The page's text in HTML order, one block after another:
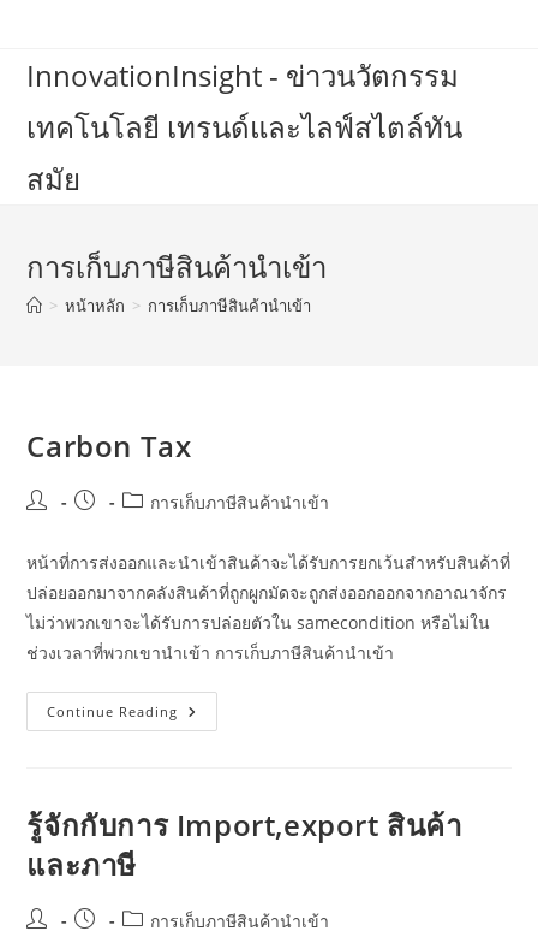
contentInnovationInsight - ข่าวนวัตกรรม
เทคโนโลยี เทรนด์และไลฟ์สไตล์ทัน
สมัย
การเก็บภาษีสินค้านำเข้า
> หน้าหลัก > การเก็บภาษีสินค้านำเข้า
Carbon Tax
Post
Post
Postการเก็บภาษีสินค้านำเข้า
หน้าที่การส่งออกและนำเข้าสินค้าจะได้รับการยกเว้นสำหรับสินค้าที่
ปล่อยออกมาจากคลังสินค้าที่ถูกผูกมัดจะถูกส่งออกออกจากอาณาจักร
ไม่ว่าพวกเขาจะได้รับการปล่อยตัวใน samecondition หรือไม่ใน
ช่วงเวลาที่พวกเขานำเข้า การเก็บภาษีสินค้านำเข้า
Continue Reading Carbon
Tax
รู้จักกับการ Import,export สินค้า
และภาษี
Post
Post
Postการเก็บภาษีสินค้านำเข้า